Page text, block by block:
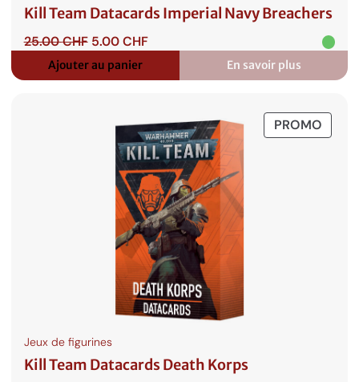
Kill Team Datacards Imperial Navy Breachers
25.00CHF Le
prix
initial
5.00CHFLe
actuel
Ajouter au panier En savoir plus
:
Kill
Datacards
Imperial
Navy
PROMO
EN
Jeux de figurines
Kill Team Datacards Death Korps